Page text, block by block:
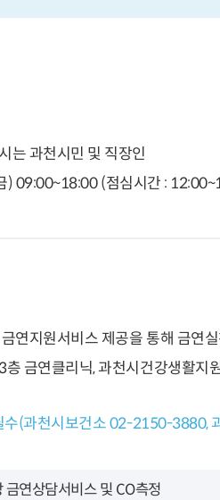
는 과천시민 및 직장인
) 09:00~18:00 (점심시간 :
연지원서비스 제공을 통해 금연
층 금연클리닉, 과천시건강생활지
수(과천시보건소 02-2150-
연상담서비스 및 CO측정